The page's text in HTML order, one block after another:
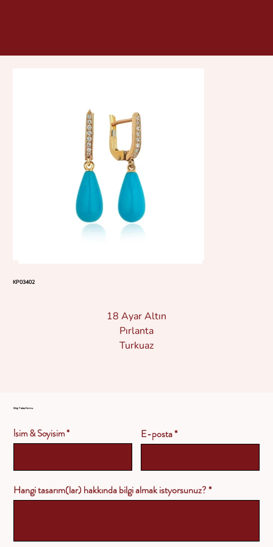
KP03402
18 Ayar Altın
Pırlanta
Turkuaz
Bilgi Talep Formu
İsim & Soyisim E-posta
Hangi tasarım(lar) hakkında bilgi almak istyorsunuz?